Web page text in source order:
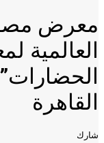
معرض
العالمية
القاهرة
شارك